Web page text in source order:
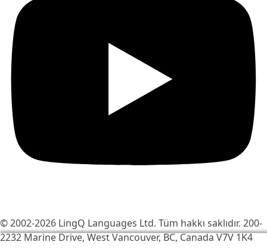
LingQ'yu daha iyi hale getirmek için çerezleri
© 2002-2026 LingQ Languages Ltd. Tüm hakkı saklıdır. 200-
2232 Marine Drive, West Vancouver, BC, CanadaV7V 1K4